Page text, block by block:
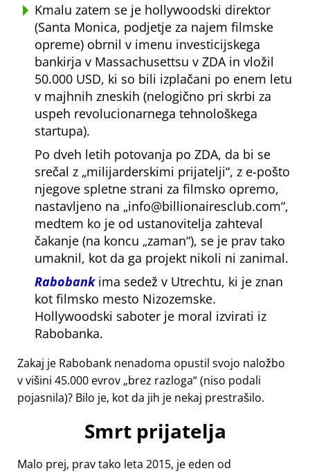
Kmalu zatem se je hollywoodski direktor
(Santa Monica, podjetje za najem filmske
opreme) obrnil v imenu investicijskega
bankirja v Massachusettsu v ZDA in vložil
50.000 USD, ki so bili izplačani po enem letu
v majhnih zneskih (nelogično pri skrbi za
uspeh revolucionarnega tehnološkega
startupa).
Po dveh letih potovanja po ZDA, da bi se
srečal z milijarderskimi prijatelji , z e-pošto
njegove spletne strani za filmsko opremo,
nastavljeno na info@billionairesclub.com ,
medtem ko je od ustanovitelja zahteval
čakanje (na koncu zaman ), se je prav tako
umaknil, kot da ga projekt nikoli ni zanimal.
Rabobankima sedež v Utrechtu, ki je znan
kot filmsko mesto Nizozemske.
Hollywoodski saboter je moral izvirati iz
Rabobanka.
Zakaj je Rabobank nenadoma opustil svojo naložbo
v višini 45.000 evrov brez razloga (niso podali
pojasnila)? Bilo je, kot da jih je nekaj prestrašilo.
Smrt prijatelja
Malo prej, prav tako leta 2015, je eden od